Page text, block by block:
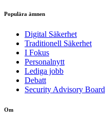
Populära ämnen
Digital Säkerhet
Traditionell Säkerhet
I Fokus
Personalnytt
Lediga jobb
Debatt
Security Advisory Board
Om